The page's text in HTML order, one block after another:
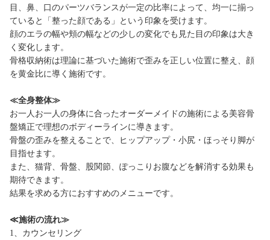
目、鼻、口のパーツバランスが一定の比率によって、均一に揃っ
ていると「整った顔である」という印象を受けます。
顔のエラの幅や頬の幅などの少しの変化でも見た目の印象は大き
く変化します。
骨格収納術は理論に基づいた施術で歪みを正しい位置に整え、顔
を黄金比に導く施術です。
≪全身整体≫
お一人お一人の身体に合ったオーダーメイドの施術による美容骨
盤矯正で理想のボディーラインに導きます。
骨盤の歪みを整えることで、ヒップアップ・小尻・ほっそり脚が
目指せます。
また、猫背、骨盤、股関節、ぽっこりお腹などを解消する効果も
期待できます。
結果を求める方におすすめのメニューです。
≪施術の流れ≫
1、カウンセリング